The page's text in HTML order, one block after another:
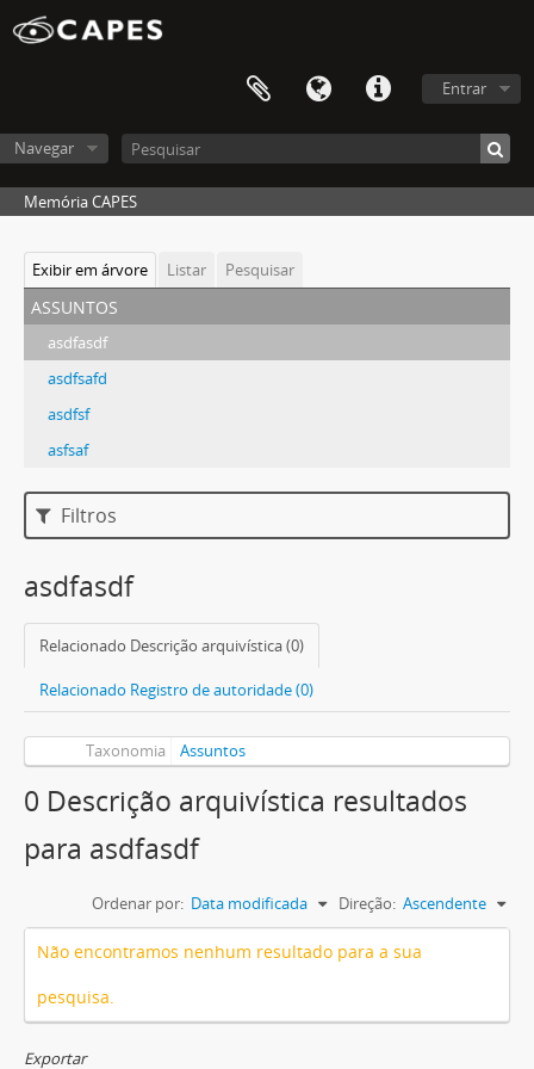
Entrar
Navegar
Memória CAPES
Exibir em árvore Listar Pesquisar
assuntos
asdfasdf
asdfsafd
asdfsf
asfsaf
Filtros
asdfasdf
Relacionado Descrição arquivística (0)
Relacionado Registro de autoridade (0)
Taxonomia Assuntos
0 Descrição arquivística resultados
para asdfasdf
Ordenar por: Data modificada Direção: Ascendente
Não encontramos nenhum resultado para a sua
pesquisa.
Exportar